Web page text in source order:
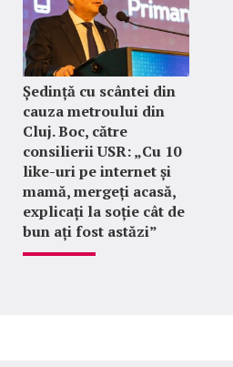
Ședință cu scântei din
cauza metroului din
Cluj. Boc, către
consilierii USR: „Cu 10
like-uri pe internet și
mamă, mergeți acasă,
explicați la soție cât de
bun ați fost astăzi”